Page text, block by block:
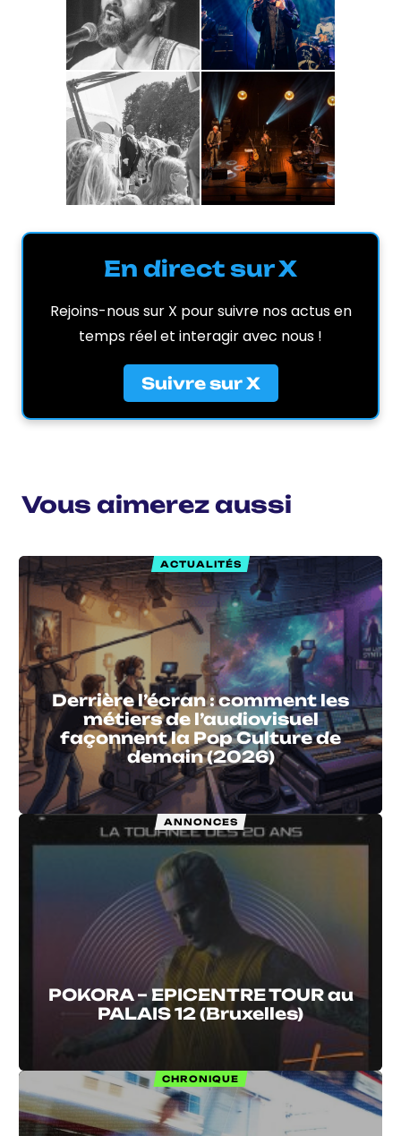
En direct sur X
Rejoins-nous sur X pour suivre nos actus en
temps réel et interagir avec nous !
Suivre sur X
Vous aimerez aussi
ACTUALITÉS
Derrière l’écran : comment les
métiers de l’audiovisuel
façonnent la Pop Culture de
demain (2026)
ANNONCES
POKORA – EPICENTRE TOUR au
PALAIS 12 (Bruxelles)
CHRONIQUE